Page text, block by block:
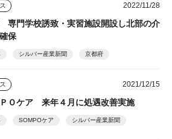
2022/11/28
専門学校誘致・実習施設開設し北部の介
保
シルバー産業新聞 京都府
2021/12/15
Ｏケア 来年４月に処遇改善実施
SOMPOケア シルバー産業新聞